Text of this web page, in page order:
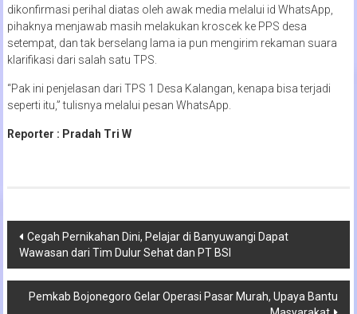
dikonfirmasi perihal diatas oleh awak media melalui id WhatsApp,
pihaknya menjawab masih melakukan kroscek ke PPS desa
setempat, dan tak berselang lama ia pun mengirim rekaman suara
klarifikasi dari salah satu TPS.
“Pak ini penjelasan dari TPS 1 Desa Kalangan, kenapa bisa terjadi
seperti itu,” tulisnya melalui pesan WhatsApp.
Reporter : Pradah Tri W
Navigasi
pos
Cegah Pernikahan Dini, Pelajar di Banyuwangi Dapat
Wawasan dari Tim Dulur Sehat dan PT BSI
Pemkab Bojonegoro Gelar Operasi Pasar Murah, Upaya Bantu